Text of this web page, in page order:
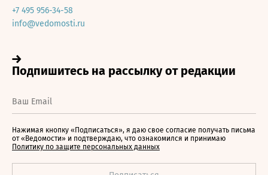
+7 495 956-34-58
info@vedomosti.ru
Нажимая кнопку «Подписаться», я даю свое согласие получать письма
от «Ведомости» и подтверждаю, что ознакомился и принимаю
Политику по защите персональных данных